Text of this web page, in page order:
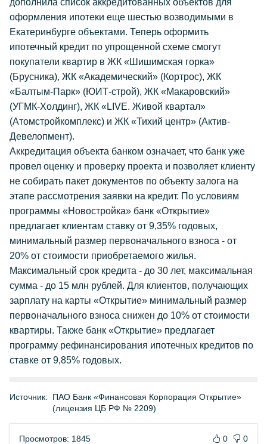
дополнила список аккредитованных объектов для
оформления ипотеки еще шестью возводимыми в
Екатеринбурге объектами. Теперь оформить
ипотечный кредит по упрощенной схеме смогут
покупатели квартир в ЖК «Шишимская горка»
(Брусника), ЖК «Академический» (Кортрос), ЖК
«Балтым-Парк» (ЮИТ-строй), ЖК «Макаровский»
(УГМК-Холдинг), ЖК «LIVE. Живой квартал»
(Атомстройкомплекс) и ЖК «Тихий центр» (Актив-
Девелопмент).
Аккредитация объекта банком означает, что банк уже
провел оценку и проверку проекта и позволяет клиенту
не собирать пакет документов по объекту залога на
этапе рассмотрения заявки на кредит. По условиям
программы «Новостройка» банк «Открытие»
предлагает клиентам ставку от 9,35% годовых,
минимальный размер первоначального взноса - от
20% от стоимости приобретаемого жилья.
Максимальный срок кредита - до 30 лет, максимальная
сумма - до 15 млн рублей. Для клиентов, получающих
зарплату на карты «Открытие» минимальный размер
первоначального взноса снижен до 10% от стоимости
квартиры. Также банк «Открытие» предлагает
программу рефинансирования ипотечных кредитов по
ставке от 9,85% годовых.
Источник:
ПАО Банк «Финансовая Корпорация Открытие»
(лицензия ЦБ РФ № 2209)
Просмотров: 1845 0 0